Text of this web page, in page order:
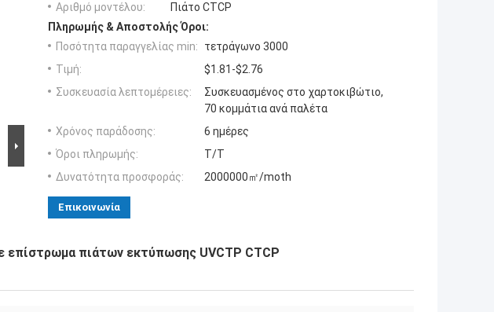
Αριθμό μοντέλου:
Πιάτο CTCP
Πληρωμής & Αποστολής Όροι:
Ποσότητα παραγγελίας min:
τετράγωνο 3000
Τιμή:
$1.81-$2.76
Συσκευασία λεπτομέρειες:
Συσκευασμένος στο χαρτοκιβώτιο,
70 κομμάτια ανά παλέτα
Χρόνος παράδοσης:
6 ημέρες
Όροι πληρωμής:
T/T
Δυνατότητα προσφοράς:
2000000㎡/moth
Επικοινωνία
επίστρωμα πιάτων εκτύπωσης UVCTP CTCP